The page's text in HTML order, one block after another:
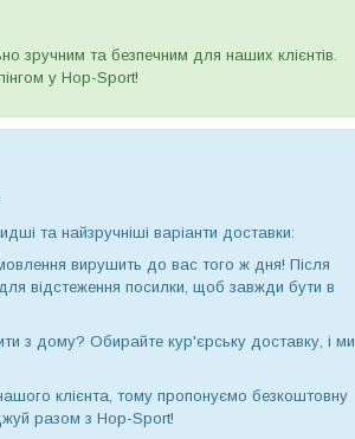
зручним та безпечним для наших клієнтів.
у Hop-Sport!
та найзручніші варіанти доставки:
вирушить до вас того ж дня! Після
відстеження посилки, щоб завжди бути в
з дому? Обирайте кур'єрську доставку, і ми
клієнта, тому пропонуємо безкоштовну
разом з Hop-Sport!